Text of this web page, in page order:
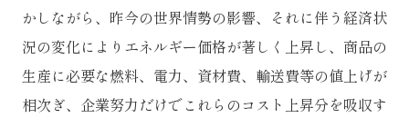
かしながら、昨今の世界情勢の影響、それに伴う経済状
況の変化によりエネルギー価格が著しく上昇し、商品の
生産に必要な燃料、電力、資材費、輸送費等の値上げが
相次ぎ、企業努力だけでこれらのコスト上昇分を吸収す